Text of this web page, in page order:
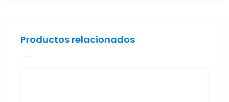
Productos relacionados